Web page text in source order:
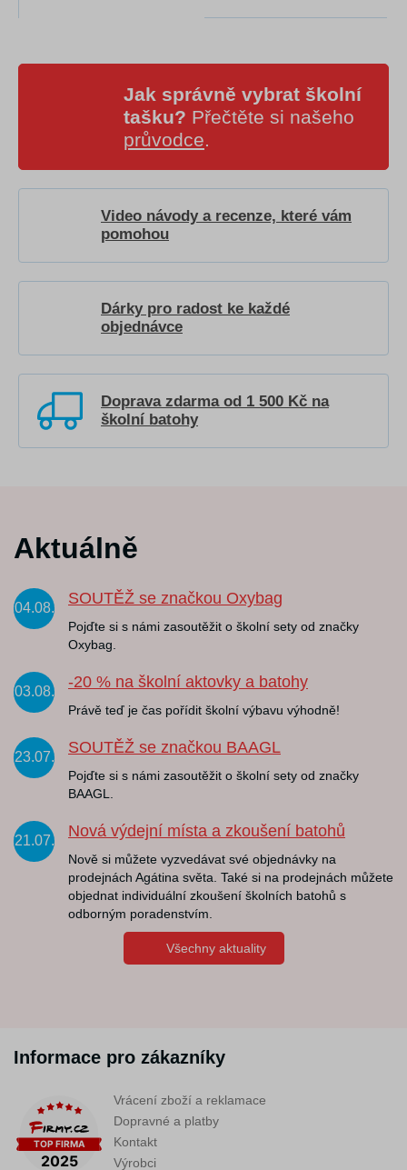
Jak správně vybrat školní
tašku? Přečtěte si našeho
průvodce.
Video návody a recenze, které vám
pomohou
Dárky pro radost ke každé
objednávce
Doprava zdarma od 1 500 Kč na
školní batohy
Aktuálně
04.08.
SOUTĚŽ se značkou Oxybag
Pojďte si s námi zasoutěžit o školní sety od značky
Oxybag.
03.08.
-20 % na školní aktovky a batohy
Právě teď je čas pořídit školní výbavu výhodně!
23.07.
SOUTĚŽ se značkou BAAGL
Pojďte si s námi zasoutěžit o školní sety od značky
BAAGL.
21.07.
Nová výdejní místa a zkoušení batohů
Nově si můžete vyzvedávat své objednávky na
prodejnách Agátina světa. Také si na prodejnách můžete
objednat individuální zkoušení školních batohů s
odborným poradenstvím.
Všechny aktuality
Informace pro zákazníky
Vrácení zboží a reklamace
Dopravné a platby
Kontakt
Výrobci